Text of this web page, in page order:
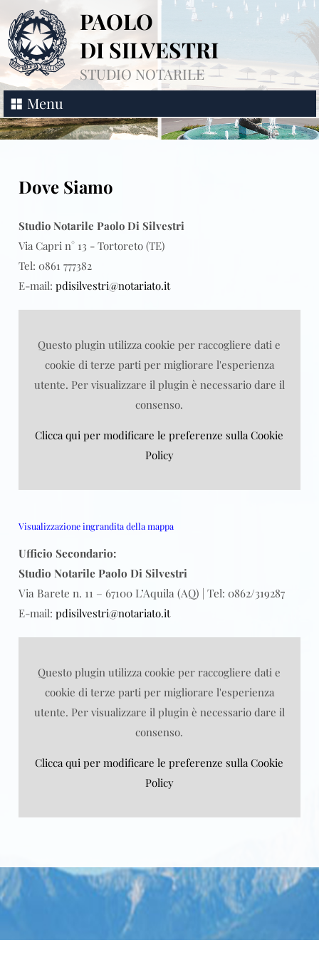
PAOLO
DI SILVESTRI
STUDIO NOTARILE
Menu
Dove Siamo
Studio Notarile Paolo Di Silvestri
Via Capri n° 13 - Tortoreto (TE)
Tel: 0861 777382
E-mail:pdisilvestri@notariato.it
Questo plugin utilizza cookie per raccogliere dati e
cookie di terze parti per migliorare l'esperienza
utente. Per visualizzare il plugin è necessario dare il
consenso.
Clicca qui per modificare le preferenze sulla Cookie
Policy
Visualizzazione ingrandita della mappa
Ufficio Secondario:
Studio Notarile Paolo Di Silvestri
Via Barete n. 11 – 67100 L’Aquila (AQ) | Tel: 0862/319287
E-mail:pdisilvestri@notariato.it
Questo plugin utilizza cookie per raccogliere dati e
cookie di terze parti per migliorare l'esperienza
utente. Per visualizzare il plugin è necessario dare il
consenso.
Clicca qui per modificare le preferenze sulla Cookie
Policy